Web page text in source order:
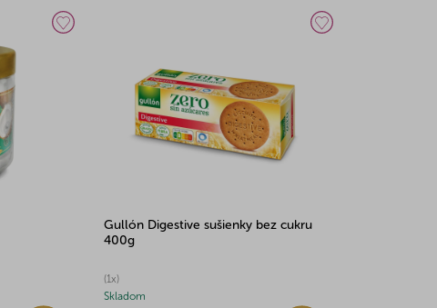
Gullón Digestive sušienky bez cukru
400g
(1x)
Skladom